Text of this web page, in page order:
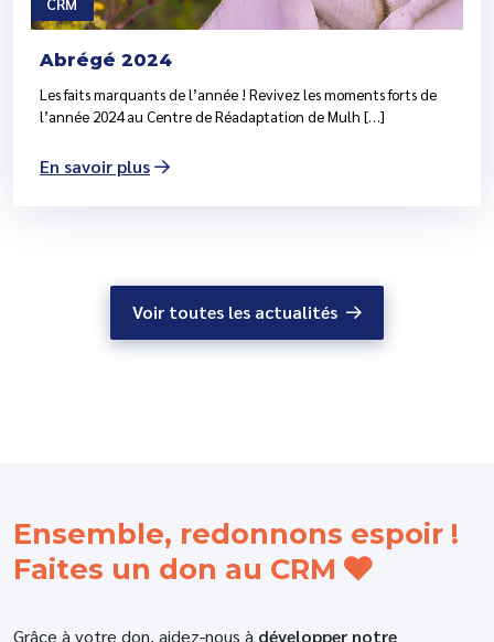
Abrégé 2024
Les faits marquants de l’année ! Revivez les moments forts de
l’année 2024 au Centre de Réadaptation de Mulh […]
En savoir plus
Voir toutes les actualités
Ensemble, redonnons espoir !
Faites un don au CRM
Grâce à votre don, aidez-nous à développer notre